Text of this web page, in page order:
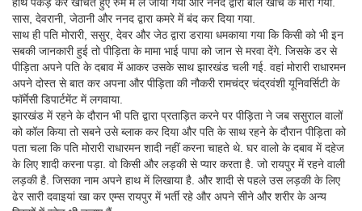
हाथ पकड़ कर खींचते हुए रुम में ले जाया गया और ननद द्वारा बाल खींच के मारा गया.
सास, देवरानी, जेठानी और ननद द्वारा कमरे में बंद कर दिया गया.
साथ ही पति मोरारी, ससुर, देवर और जेठ द्वारा डराया धमकाया गया कि किसी को भी इन
सबकी जानकारी हुई तो पीड़िता के मामा भाई पापा को जान से मरवा देंगे. जिसके डर से
पीड़िता अपने पति के दबाव में आकर उसके साथ झारखंड चली गई. वहां मोरारी राधारमन
अपने दोस्त से बात कर अपना और पीड़िता की नौकरी रामचंद्र चंद्रवंशी यूनिवर्सिटी के
फॉर्मेसी डिपार्टमेंट में लगवाया.
झारखंड में रहने के दौरान भी पति द्वारा प्रताड़ित करने पर पीड़िता ने जब ससुराल वालों
को कॉल किया तो सबने उसे ब्लाक कर दिया और पति के साथ रहने के दौरान पीड़िता को
पता चला कि पति मोरारी राधारमन शादी नहीं करना चाहते थे. घर वालो के दबाव में दहेज
के लिए शादी करना पड़ा. वो किसी और लड़की से प्यार करता है. जो रायपुर में रहने वाली
लड़की है. जिसका नाम अपने हाथ में लिखाया है. और शादी से पहले उस लड़की के लिए
ढेर सारी दवाइयां खा कर एम्स रायपुर में भर्ती रहे और अपने सीने और शरीर के अन्य